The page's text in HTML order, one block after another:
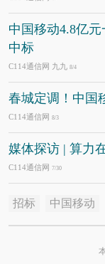
中国移动4.8亿
中标
C114通信网 九九 8/4
春城定调！中国
C114通信网 8/3
媒体探访 | 算力
C114通信网 7/30
招标 中国移动